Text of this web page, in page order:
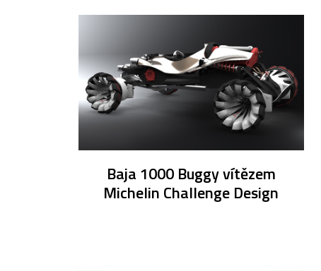
Baja 1000 Buggy vítězem
Michelin Challenge Design